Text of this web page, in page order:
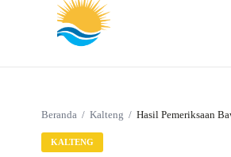
Beranda / Kalteng / Hasil Pemeriksaan
KALTENG